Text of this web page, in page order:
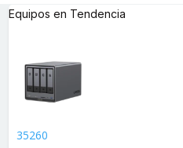
Equipos en Tendencia
35260